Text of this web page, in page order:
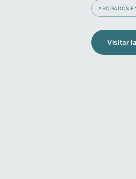
ABOGADOS
Visitar